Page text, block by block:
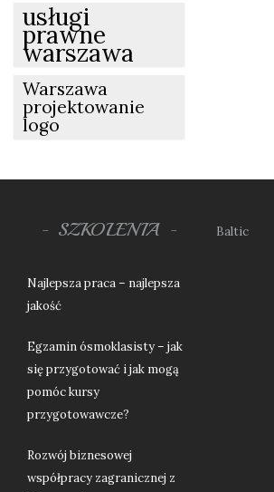
usługi
prawne
warszawa
Warszawa
projektowanie
logo
SZKOLENIA
Najlepsza praca – najlepsza
jakość
Egzamin ósmoklasisty – jak
się przygotować i jak mogą
pomóc kursy
przygotowawcze?
Rozwój biznesowej
współpracy zagranicznej z
Baltic